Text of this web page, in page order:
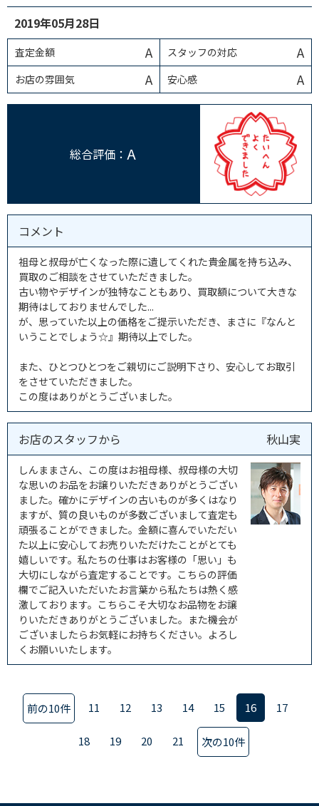
2019年05月28日
査定金額 A スタッフの対応 A
お店の雰囲気 A 安心感 A
総合評価： A
コメント
祖母と叔母が亡くなった際に遺してくれた貴金属を持ち込み、
買取のご相談をさせていただきました。
古い物やデザインが独特なこともあり、買取額について大きな
期待はしておりませんでした...
が、思っていた以上の価格をご提示いただき、まさに『なんと
いうことでしょう☆』期待以上でした。
また、ひとつひとつをご親切にご説明下さり、安心してお取引
をさせていただきました。
この度はありがとうございました。
お店のスタッフから 秋山実
しんままさん、この度はお祖母様、叔母様の大切
な思いのお品をお譲りいただきありがとうござい
ました。確かにデザインの古いものが多くはなり
ますが、質の良いものが多数ございまして査定も
頑張ることができました。金額に喜んでいただい
た以上に安心してお売りいただけたことがとても
嬉しいです。私たちの仕事はお客様の「思い」も
大切にしながら査定することです。こちらの評価
欄でご記入いただいたお言葉から私たちは熱く感
激しております。こちらこそ大切なお品物をお譲
りいただきありがとうございました。また機会が
ございましたらお気軽にお持ちください。よろし
くお願いいたします。
前の10件 11 12 13 14 15 16 17
18 19 20 21 次の10件